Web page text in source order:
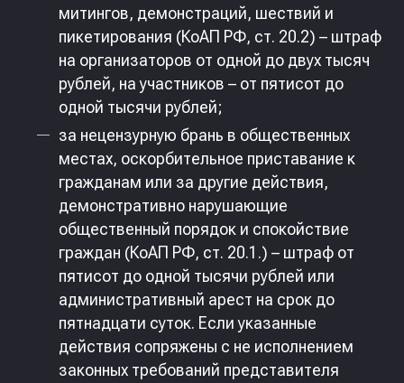
митингов, демонстраций, шествий и
пикетирования (КоАП РФ, ст. 20.2) – штраф
на организаторов от одной до двух тысяч
рублей, на участников – от пятисот до
одной тысячи рублей;
за нецензурную брань в общественных
местах, оскорбительное приставание к
гражданам или за другие действия,
демонстративно нарушающие
общественный порядок и спокойствие
граждан (КоАП РФ, ст. 20.1.) – штраф от
пятисот до одной тысячи рублей или
административный арест на срок до
пятнадцати суток. Если указанные
действия сопряжены с не исполнением
законных требований представителя